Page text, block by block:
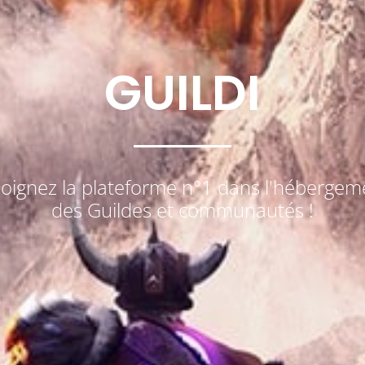
GUILDI
la plateforme n°1 dans
des Guildes et communautés !